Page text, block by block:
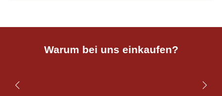
Warum bei uns einkaufen?